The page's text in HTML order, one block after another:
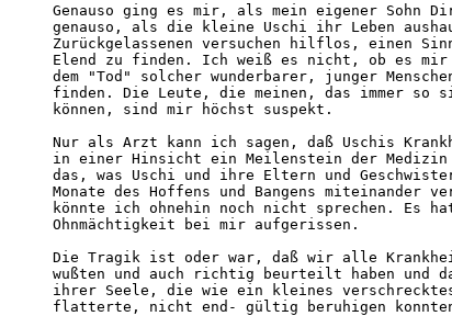
Genauso ging es mir, als mein eigener Sohn
genauso, als die kleine Uschi ihr Leben
Zurückgelassenen versuchen hilflos, einen
Elend zu finden. Ich weiß es nicht, ob es
dem "Tod" solcher wunderbarer, junger
finden. Die Leute, die meinen, das immer so
können, sind mir höchst suspekt.
Nur als Arzt kann ich sagen, daß Uschis
in einer Hinsicht ein Meilenstein der Medizin
das, was Uschi und ihre Eltern und
Monate des Hoffens und Bangens miteinander
könnte ich ohnehin noch nicht sprechen. Es
Ohnmächtigkeit bei mir aufgerissen.
Die Tragik ist oder war, daß wir alle
wußten und auch richtig beurteilt haben und
ihrer Seele, die wie ein kleines
flatterte, nicht end- gültig beruhigen